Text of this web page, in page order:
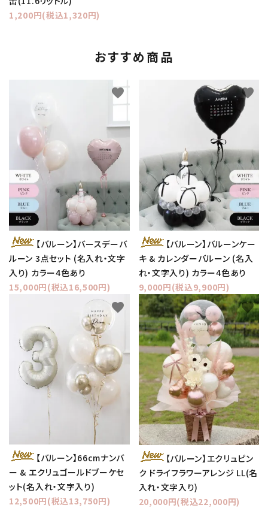
1,200円(税込1,320円)
おすすめ商品
【バルーン】バースデーバ
ルーン 3点セット (名入れ・文字
入り) カラー4色あり
15,000円(税込16,500円)
favorite
【バルーン】バルーンケー
キ & カレンダーバルーン (名入
れ・文字入り) カラー4色あり
9,000円(税込9,900円)
favorite
【バルーン】66cmナンバ
ー & エクリュゴールドブーケセ
ット(名入れ・文字入り)
12,500円(税込13,750円)
favorite
【バルーン】エクリュピン
ク ドライフラワーアレンジ LL(名
入れ・文字入り)
20,000円(税込22,000円)
favorite